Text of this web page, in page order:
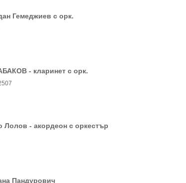
Гемеджиев с орк.
- кларинет с орк.
Лолов - акордеон с оркестър
Пандурович